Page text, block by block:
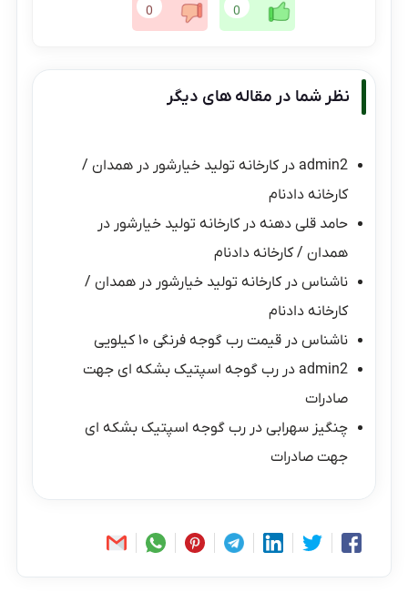
0
0
نظر شما در مقاله های دیگر
admin2 درکارخانه تولید خیارشور در همدان /
کارخانه دادنام
حامد قلی دهنه درکارخانه تولید خیارشور در
همدان / کارخانه دادنام
ناشناس درکارخانه تولید خیارشور در همدان /
کارخانه دادنام
ناشناس درقیمت رب گوجه فرنگی ۱۰ کیلویی
admin2 دررب گوجه اسپتیک بشکه ای جهت
صادرات
چنگیز سهرابی دررب گوجه اسپتیک بشکه ای
جهت صادرات